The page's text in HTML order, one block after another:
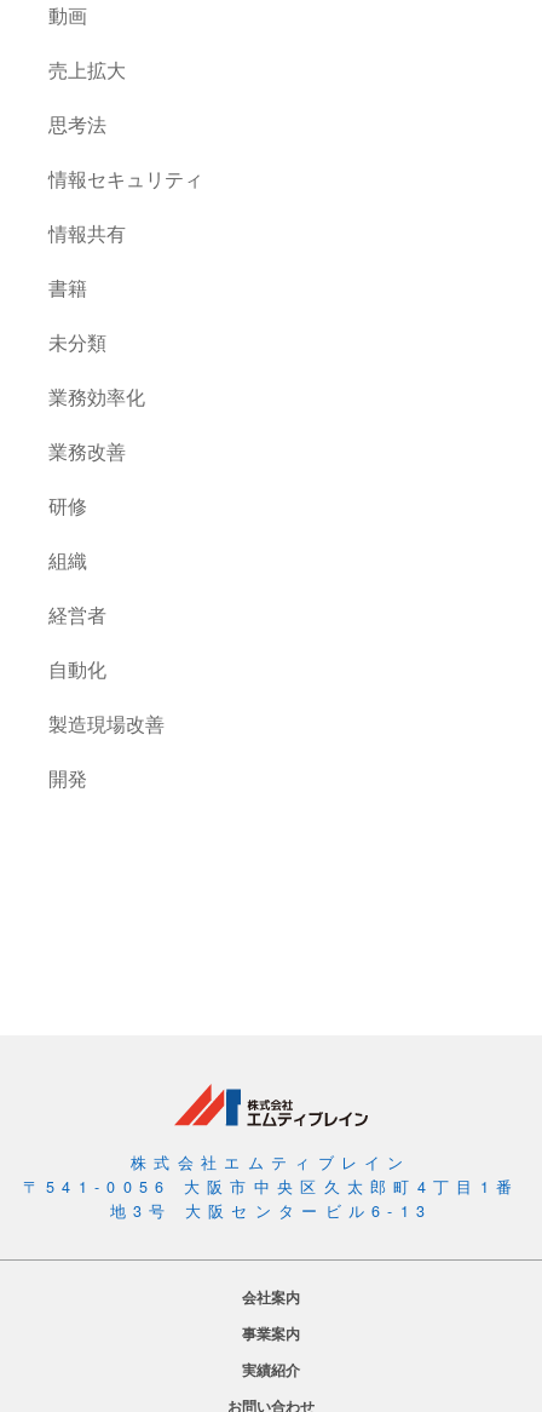
動画
売上拡大
思考法
情報セキュリティ
情報共有
書籍
未分類
業務効率化
業務改善
研修
組織
経営者
自動化
製造現場改善
開発
株式会社エムティブレイン
〒541-0056 大阪市中央区久太郎町4丁目1番
地3号 大阪センタービル6-13
会社案内
事業案内
実績紹介
お問い合わせ